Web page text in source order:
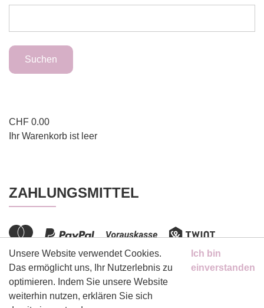
CHF 0.00
Ihr Warenkorb ist leer
ZAHLUNGSMITTEL
Unsere Website verwendet Cookies.
Das ermöglicht uns, Ihr Nutzerlebnis zu
optimieren. Indem Sie unsere Website
weiterhin nutzen, erklären Sie sich
Ich bin
einverstanden